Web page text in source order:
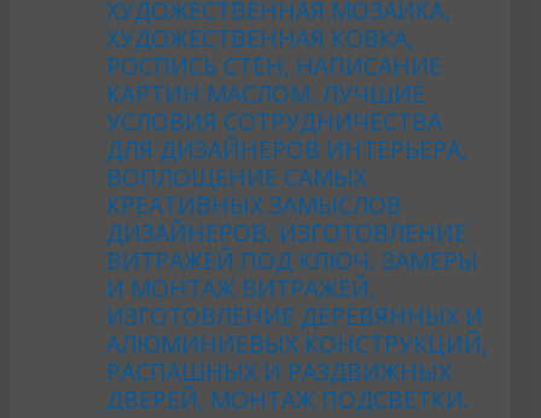
ХУДОЖЕСТВЕННАЯ МОЗАИКА,
ХУДОЖЕСТВЕННАЯ КОВКА,
РОСПИСЬ СТЕН, НАПИСАНИЕ
КАРТИН МАСЛОМ. ЛУЧШИЕ
УСЛОВИЯ СОТРУДНИЧЕСТВА
ДЛЯ ДИЗАЙНЕРОВ ИНТЕРЬЕРА,
ВОПЛОЩЕНИЕ САМЫХ
КРЕАТИВНЫХ ЗАМЫСЛОВ
ДИЗАЙНЕРОВ. ИЗГОТОВЛЕНИЕ
ВИТРАЖЕЙ ПОД КЛЮЧ. ЗАМЕРЫ
И МОНТАЖ ВИТРАЖЕЙ,
ИЗГОТОВЛЕНИЕ ДЕРЕВЯННЫХ И
АЛЮМИНИЕВЫХ КОНСТРУКЦИЙ,
РАСПАШНЫХ И РАЗДВИЖНЫХ
ДВЕРЕЙ, МОНТАЖ ПОДСВЕТКИ.